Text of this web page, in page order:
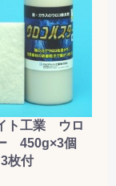
ト工業 ウロ
450g×3個
枚付